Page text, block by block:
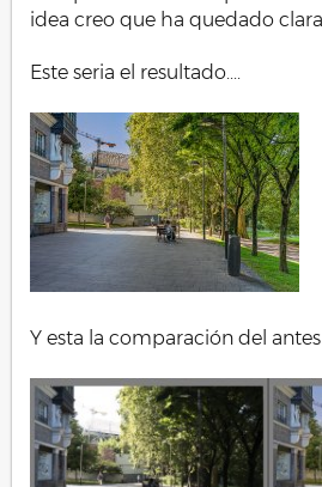
idea creo que ha quedado
Este seria el resultado....
Y esta la comparación del antes